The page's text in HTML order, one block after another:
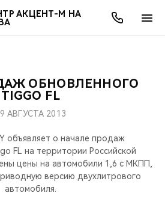
АКЦЕНТ-М НА
МОДЕЛИ
МИР CHERY
АКЦИИСЕРВИСЫ
КОМПАНИИ
ОБНОВЛЕННОГО
TIGGO FL
АВГУСТА 2013
объявляет о начале продаж
FL на территории Российской
цены на автомобили 1,6 с МКПП,
версию двухлитрового
автомобиля.